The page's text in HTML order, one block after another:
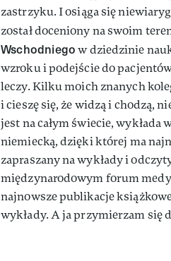
zastrzyku. I osiąga się
został doceniony na swoim
Wschodniegow dziedzinie
wzroku i podejście do
leczy. Kilku moich znanych
i cieszę się, że widzą i chodzą,
jest na całym świecie, wykłada
niemiecką, dzięki której ma
zapraszany na wykłady i
międzynarodowym forum
najnowsze publikacje
wykłady. A ja przymierzam się